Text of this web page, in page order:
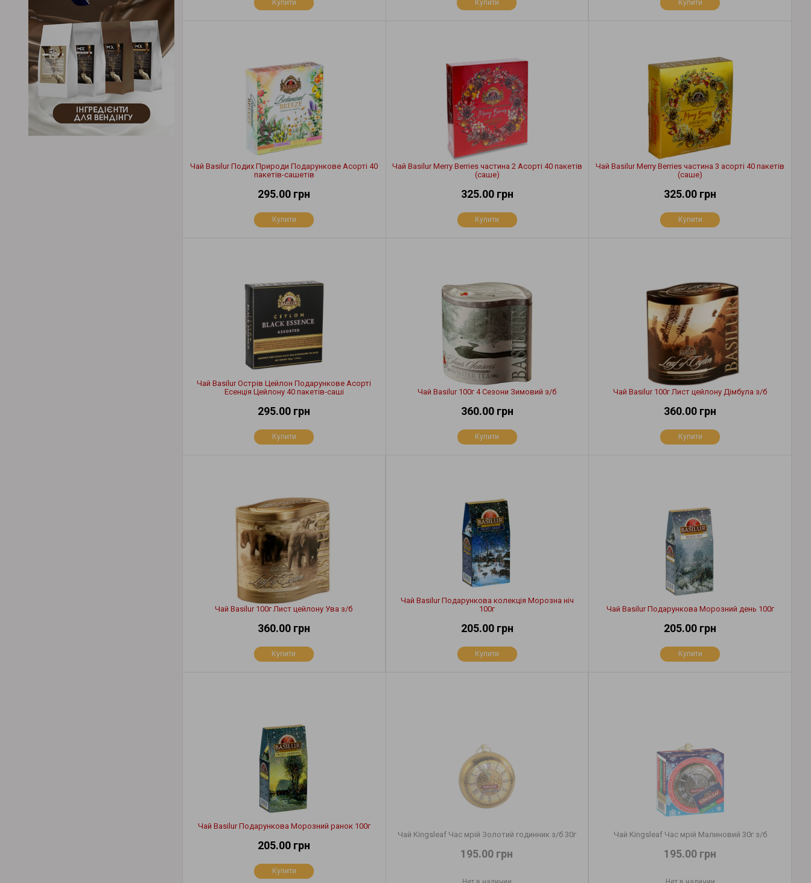
Купити Купити Купити
Чай Basilur Подих Природи Подарункове Асорті 40
пакетів-сашетів
295.00 грн
Купити
Чай Basilur Merry Berries частина 2 Асорті 40 пакетів
(саше)
325.00 грн
Купити
Чай Basilur Merry Berries частина 3 асорті 40 пакетів
(саше)
325.00 грн
Купити
Чай Basilur Острів Цейлон Подарункове Асорті
Есенція Цейлону 40 пакетів-саші
295.00 грн
Купити
Чай Basilur 100г 4 Сезони Зимовий з/б
360.00 грн
Купити
Чай Basilur 100г Лист цейлону Дімбула з/б
360.00 грн
Купити
Чай Basilur 100г Лист цейлону Ува з/б
360.00 грн
Купити
Чай Basilur Подарункова колекція Морозна ніч
100г
205.00 грн
Купити
Чай Basilur Подарункова Морозний день 100г
205.00 грн
Купити
Чай Basilur Подарункова Морозний ранок 100г
205.00 грн
Купити
Чай Kingsleaf Час мрій Золотий годинник з/б 30г
195.00 грн
Чай Kingsleaf Час мрій Малиновий 30г з/б
195.00 грн